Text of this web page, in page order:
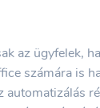
az ügyfelek,
számára is
automatizálás